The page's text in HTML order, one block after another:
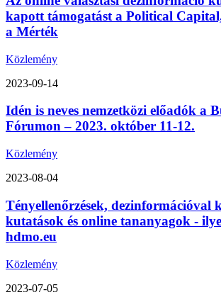
kapott támogatást a Political
a Mérték
Közlemény
2023-09-14
Idén is neves nemzetközi előadók a
Fórumon – 2023. október 11-12.
Közlemény
2023-08-04
Tényellenőrzések, dezinformációval
kutatások és online tananyagok -
hdmo.eu
Közlemény
2023-07-05